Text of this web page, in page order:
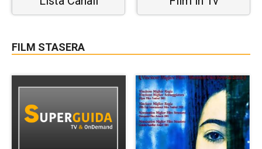
FILM STASERA